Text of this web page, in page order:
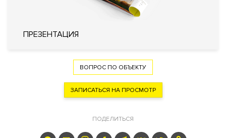
Технические параметры
Отопление от городских
коммуникаций «стандартное»
OTIS (США)
ПРЕЗЕНТАЦИЯ
ВОПРОС ПО ОБЪЕКТУ
ЗАПИСАТЬСЯ НА ПРОСМОТР
ПОДЕЛИТЬСЯ